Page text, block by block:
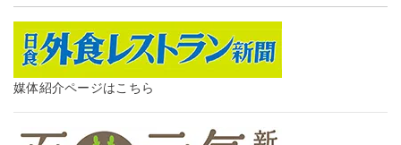
媒体紹介ページはこちら